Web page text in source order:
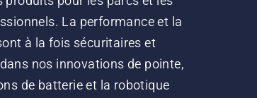
La performance et la
à la fois sécuritaires et
nos innovations de pointe,
de batterie et la robotique